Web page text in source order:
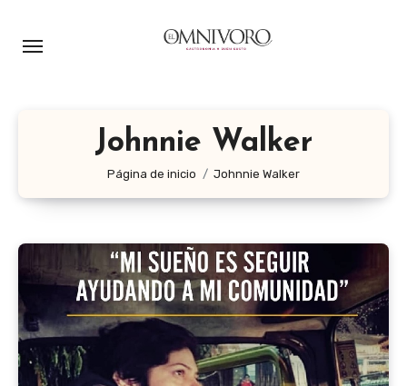
Johnnie Walker
Página de inicio Johnnie Walker